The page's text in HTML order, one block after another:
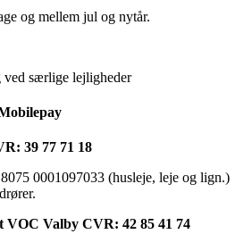
og mellem jul og nytår.
særlige lejligheder
39 77 71 18
0001097033 (husleje, leje og lign.)
VOC Valby CVR: 42 85 41 74